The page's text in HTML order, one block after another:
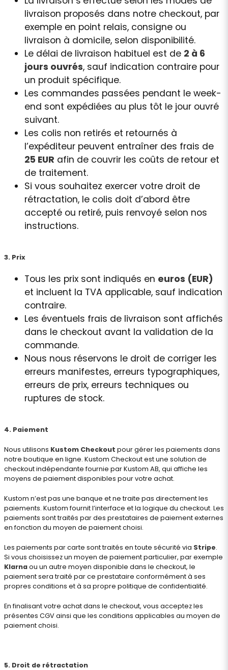
livraison proposés dans notre checkout, par
exemple en point relais, consigne ou
livraison à domicile, selon disponibilité.
Le délai de livraison habituel est de 2 à 6
jours ouvrés, sauf indication contraire pour
un produit spécifique.
Les commandes passées pendant le week-
end sont expédiées au plus tôt le jour ouvré
suivant.
Les colis non retirés et retournés à
l’expéditeur peuvent entraîner des frais de
25 EUR afin de couvrir les coûts de retour et
de traitement.
Si vous souhaitez exercer votre droit de
rétractation, le colis doit d’abord être
accepté ou retiré, puis renvoyé selon nos
instructions.
3. Prix
Tous les prix sont indiqués en euros (EUR)
et incluent la TVA applicable, sauf indication
contraire.
Les éventuels frais de livraison sont affichés
dans le checkout avant la validation de la
commande.
Nous nous réservons le droit de corriger les
erreurs manifestes, erreurs typographiques,
erreurs de prix, erreurs techniques ou
ruptures de stock.
4. Paiement
Nous utilisons Kustom Checkout pour gérer les paiements dans
notre boutique en ligne. Kustom Checkout est une solution de
checkout indépendante fournie par Kustom AB, qui affiche les
moyens de paiement disponibles pour votre achat.
Kustom n’est pas une banque et ne traite pas directement les
paiements. Kustom fournit l’interface et la logique du checkout. Les
paiements sont traités par des prestataires de paiement externes
en fonction du moyen de paiement choisi.
Les paiements par carte sont traités en toute sécurité via Stripe.
Si vous choisissez un moyen de paiement particulier, par exemple
Klarnaou un autre moyen disponible dans le checkout, le
paiement sera traité par ce prestataire conformément à ses
propres conditions et à sa propre politique de confidentialité.
En finalisant votre achat dans le checkout, vous acceptez les
présentes CGV ainsi que les conditions applicables au moyen de
paiement choisi.
5. Droit de rétractation